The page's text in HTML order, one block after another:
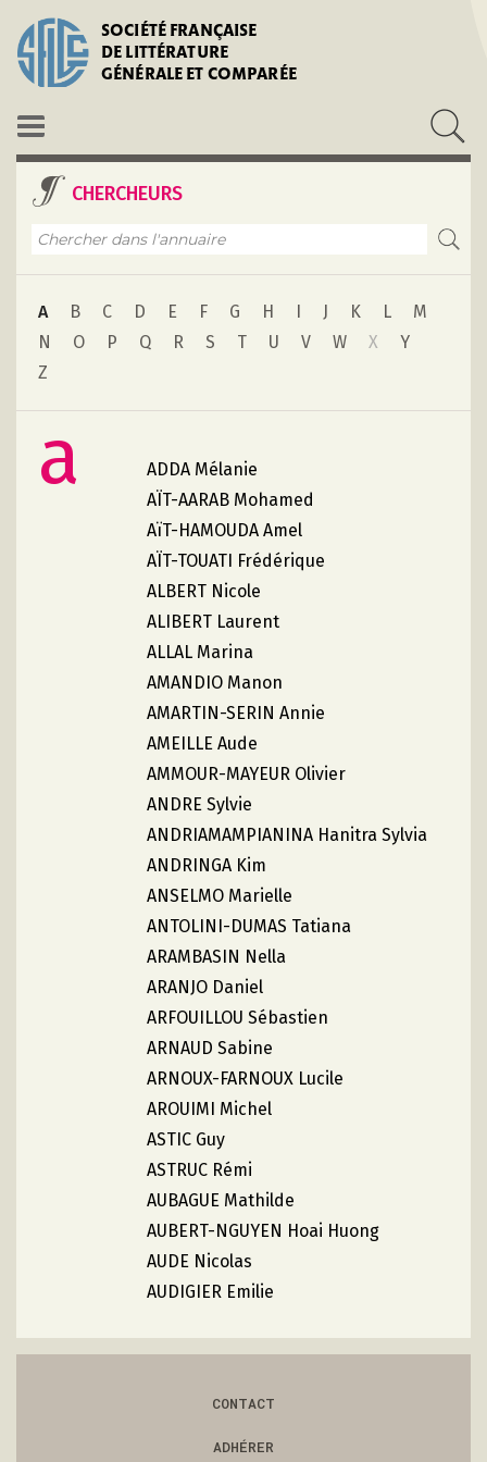
SOCIÉTÉ FRANÇAISE
DE LITTÉRATURE
GÉNÉRALE ET COMPARÉE
CHERCHEURS
A B C D E F G H I J K L
M
N
O P Q R S T U V W X
Y
Z
a
ADDA Mélanie
AÏT-AARAB Mohamed
AïT-HAMOUDA Amel
AÏT-TOUATI Frédérique
ALBERT Nicole
ALIBERT Laurent
ALLAL Marina
AMANDIO Manon
AMARTIN-SERIN Annie
AMEILLE Aude
AMMOUR-MAYEUR Olivier
ANDRE Sylvie
ANDRIAMAMPIANINA Hanitra Sylvia
ANDRINGA Kim
ANSELMO Marielle
ANTOLINI-DUMAS Tatiana
ARAMBASIN Nella
ARANJO Daniel
ARFOUILLOU Sébastien
ARNAUD Sabine
ARNOUX-FARNOUX Lucile
AROUIMI Michel
ASTIC Guy
ASTRUC Rémi
AUBAGUE Mathilde
AUBERT-NGUYEN Hoai Huong
AUDE Nicolas
AUDIGIER Emilie
CONTACT
ADHÉRER